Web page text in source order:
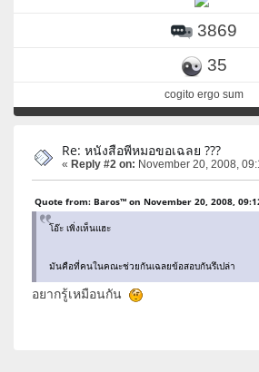
3869
35
cogito ergo sum
Re: หนังสือพีหมอขอเฉลย ???
« Reply #2 on: November 20, 2008,
Quote from: Baros™ on November 20, 2008,
โอ๊ะ เพิ่งเห็นแฮะ
มันคือที่คนในคณะช่วยกันเฉลยข้อสอบกันรึเปล่า
อยากรู้เหมือนกัน